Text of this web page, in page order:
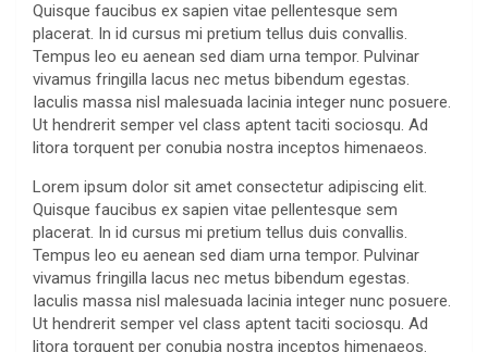
Quisque faucibus ex sapien vitae pellentesque sem
placerat. In id cursus mi pretium tellus duis convallis.
Tempus leo eu aenean sed diam urna tempor. Pulvinar
vivamus fringilla lacus nec metus bibendum egestas.
Iaculis massa nisl malesuada lacinia integer nunc posuere.
Ut hendrerit semper vel class aptent taciti sociosqu. Ad
litora torquent per conubia nostra inceptos himenaeos.
Lorem ipsum dolor sit amet consectetur adipiscing elit.
Quisque faucibus ex sapien vitae pellentesque sem
placerat. In id cursus mi pretium tellus duis convallis.
Tempus leo eu aenean sed diam urna tempor. Pulvinar
vivamus fringilla lacus nec metus bibendum egestas.
Iaculis massa nisl malesuada lacinia integer nunc posuere.
Ut hendrerit semper vel class aptent taciti sociosqu. Ad
litora torquent per conubia nostra inceptos himenaeos.